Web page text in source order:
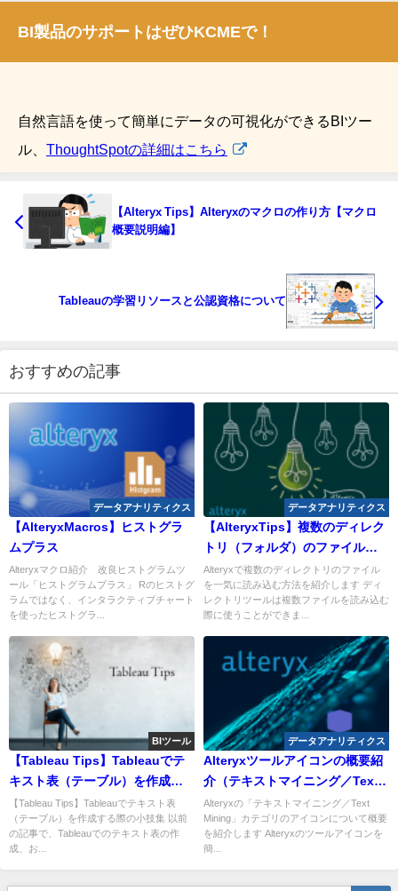
BI製品のサポートはぜひKCMEで！
自然言語を使って簡単にデータの可視化ができるBIツー
ル、 ThoughtSpotの詳細はこちら
【Alteryx Tips】Alteryxのマクロの作り方【マクロ
概要説明編】
Tableauの学習リソースと公認資格について
おすすめの記事
データアナリティクス
【AlteryxMacros】ヒストグラ
ムプラス
Alteryxマクロ紹介 改良ヒストグラムツ
ール「ヒストグラムプラス」 Rのヒストグ
ラムではなく、インタラクティブチャート
を使ったヒストグラ...
データアナリティクス
【AlteryxTips】複数のディレク
トリ（フォルダ）のファイルを
一気に読み込む
Alteryxで複数のディレクトリのファイル
を一気に読み込む方法を紹介します ディ
レクトリツールは複数ファイルを読み込む
際に使うことができま...
BIツール
【Tableau Tips】Tableauでテ
キスト表（テーブル）を作成す
る【続編】
【Tableau Tips】Tableauでテキスト表
（テーブル）を作成する際の小技集 以前
の記事で、Tableauでのテキスト表の作
成、お...
データアナリティクス
Alteryxツールアイコンの概要紹
介（テキストマイニング／Text
Mining）
Alteryxの「テキストマイニング／Text
Mining」カテゴリのアイコンについて概要
を紹介します Alteryxのツールアイコンを
簡...